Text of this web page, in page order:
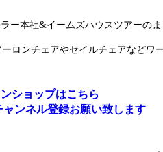
ー本社&イームズハウスツアーのま
ーロンチェアやセイルチェアなどワ
ショップはこちら
ンネル登録お願い致します